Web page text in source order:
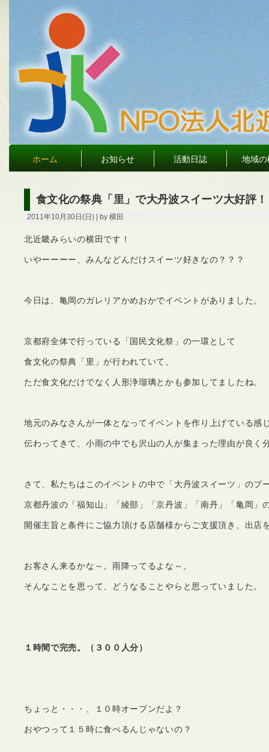
ホーム お知らせ 活動日誌 地域の
食文化の祭典「里」で大丹波スイーツ大好評！
2011年10月30日(日) | by 横田
北近畿みらいの横田です！
いやーーーー、みんなどんだけスイーツ好きなの？？？
今日は、亀岡のガレリアかめおかでイベントがありました。
京都府全体で行っている「国民文化祭」の一環として
食文化の祭典「里」が行われていて、
ただ食文化だけでなく人形浄瑠璃とかも参加してましたね。
地元のみなさんが一体となってイベントを作り上げている感
伝わってきて、小雨の中でも沢山の人が集まった理由が良く
さて、私たちはこのイベントの中で「大丹波スイーツ」のブ
京都丹波の「福知山」「綾部」「京丹波」「南丹」「亀岡」
開催主旨と条件にご協力頂ける店舗様からご支援頂き、出店
お客さん来るかな～。雨降ってるよな～。
そんなことを思って、どうなることやらと思っていました。
１時間で完売。（３００人分）
ちょっと・・・、１０時オープンだよ？
おやつって１５時に食べるんじゃないの？